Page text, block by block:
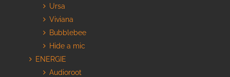
Ursa
Viviana
Bubblebee
Hide a mic
ENERGIE
Audioroot